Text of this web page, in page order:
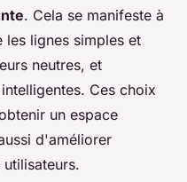
. Cela se manifeste à
les lignes simples et
neutres, et
Ces choix
un espace
d'améliorer